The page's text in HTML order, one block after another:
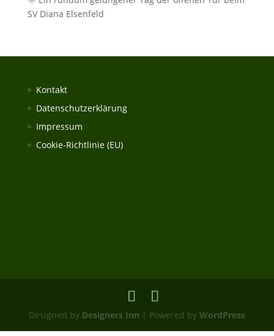
SV Diana Elsenfeld
Kontakt
Datenschutzerklärung
Impressum
Cookie-Richtlinie (EU)
Designed by Designers Inn | Powered by WordPress